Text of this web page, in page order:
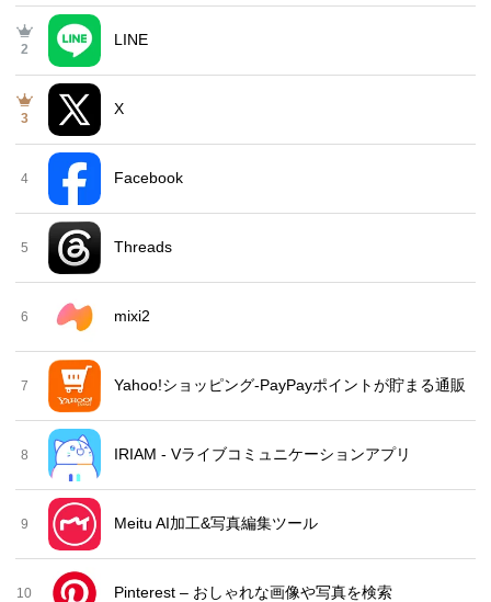
2
LINE
3
X
4 Facebook
5 Threads
6 mixi2
7 Yahoo!ショッピング-PayPayポイントが貯まる通販
8 IRIAM - Vライブコミュニケーションアプリ
9 Meitu AI加工&写真編集ツール
10 Pinterest – おしゃれな画像や写真を検索